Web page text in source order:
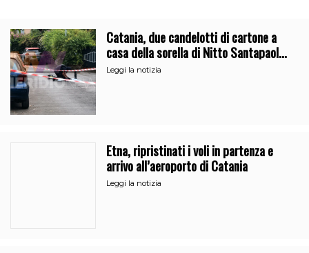
Catania, due candelotti di cartone a
casa della sorella di Nitto Santapaola.
Le indagini
Leggi la notizia
Etna, ripristinati i voli in partenza e
arrivo all’aeroporto di Catania
Leggi la notizia